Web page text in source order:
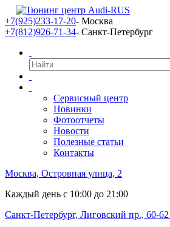
+7(925)233-17-20- Москва
+7(812)926-71-34- Санкт-Петербург
Сервисный центр
Новинки
Фотоотчеты
Новости
Полезные статьи
Контакты
Москва, Островная улица, 2
Каждый день с 10:00 до 21:00
Санкт-Петербург, Лиговский пр., 60-